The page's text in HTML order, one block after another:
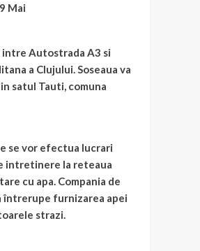
Mai
intre Autostrada A3 si
a Clujului. Soseaua va
satul Tauti, comuna
se vor efectua lucrari
intretinere la reteaua
cu apa. Compania de
întrerupe furnizarea apei
strazi.